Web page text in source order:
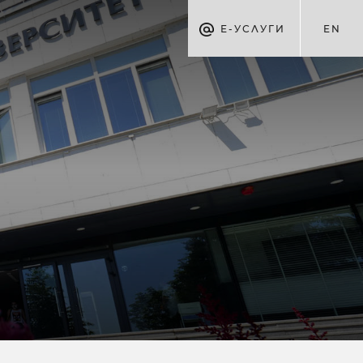
Е-УСЛУГИ EN